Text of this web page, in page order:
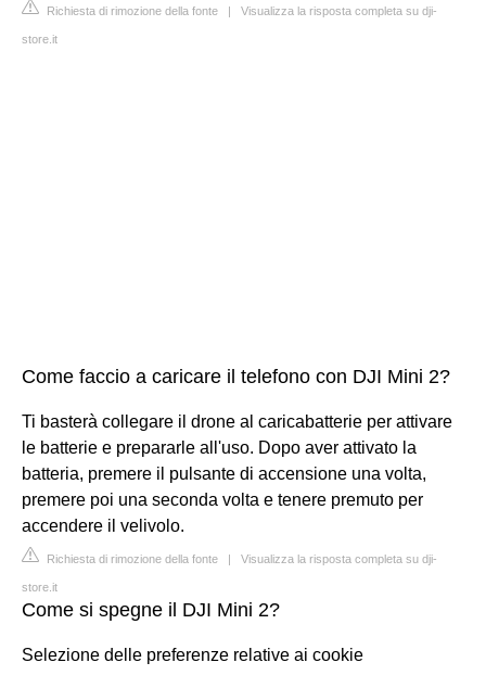
Richiesta di rimozione della fonte | Visualizza la risposta completa su dji-
store.it
Come faccio a caricare il telefono con DJI Mini 2?
Ti basterà collegare il drone al caricabatterie per attivare
le batterie e prepararle all'uso. Dopo aver attivato la
batteria, premere il pulsante di accensione una volta,
premere poi una seconda volta e tenere premuto per
accendere il velivolo.
Richiesta di rimozione della fonte | Visualizza la risposta completa su dji-
store.it
Come si spegne il DJI Mini 2?
Selezione delle preferenze relative ai cookie